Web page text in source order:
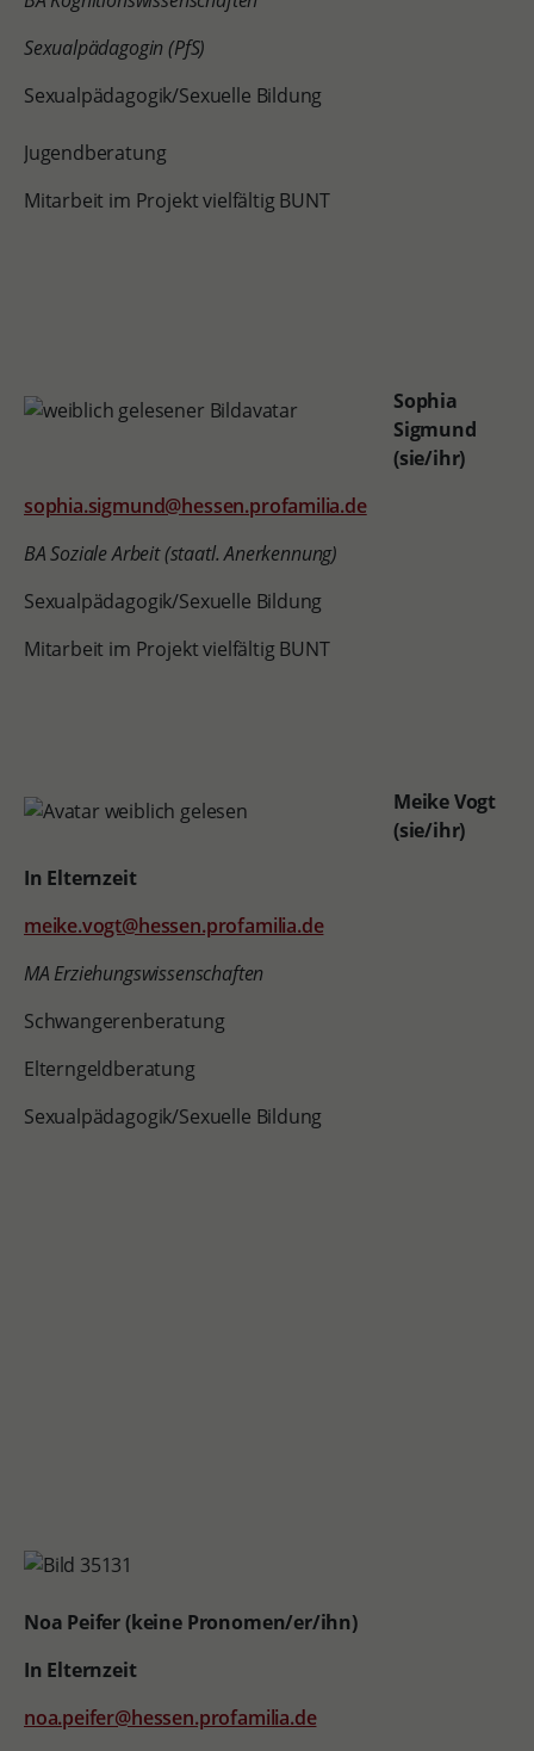
Sexualpädagogin (PfS)
Sexualpädagogik/Sexuelle Bildung
Jugendberatung
Mitarbeit im Projekt vielfältig BUNT
Sophia
Sigmund
(sie/ihr)
sophia.sigmund@hessen.profamilia.de
BA Soziale Arbeit (staatl. Anerkennung)
Sexualpädagogik/Sexuelle Bildung
Mitarbeit im Projekt vielfältig BUNT
Meike Vogt
(sie/ihr)
In Elternzeit
meike.vogt@hessen.profamilia.de
MA Erziehungswissenschaften
Schwangerenberatung
Elterngeldberatung
Sexualpädagogik/Sexuelle Bildung
Noa Peifer (keine Pronomen/er/ihn)
In Elternzeit
noa.peifer@hessen.profamilia.de